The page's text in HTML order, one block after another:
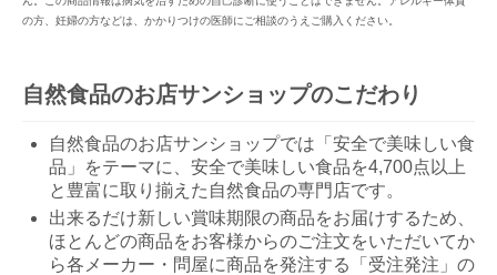
の方、妊婦の方などは、かかりつけの医師にご相談のうえご購入ください。
自然食品のお店サンショップのこだわり
自然食品のお店サンショップでは「安全で美味しい食
品」をテーマに、安全で美味しい食品を4,700点以上
と豊富に取り揃えた自然食品の専門店です。
出来るだけ新しい賞味期限の商品をお届けするため、
ほとんどの商品をお客様からのご注文をいただいてか
ら各メーカー・問屋に商品を発注する「受注発注」の